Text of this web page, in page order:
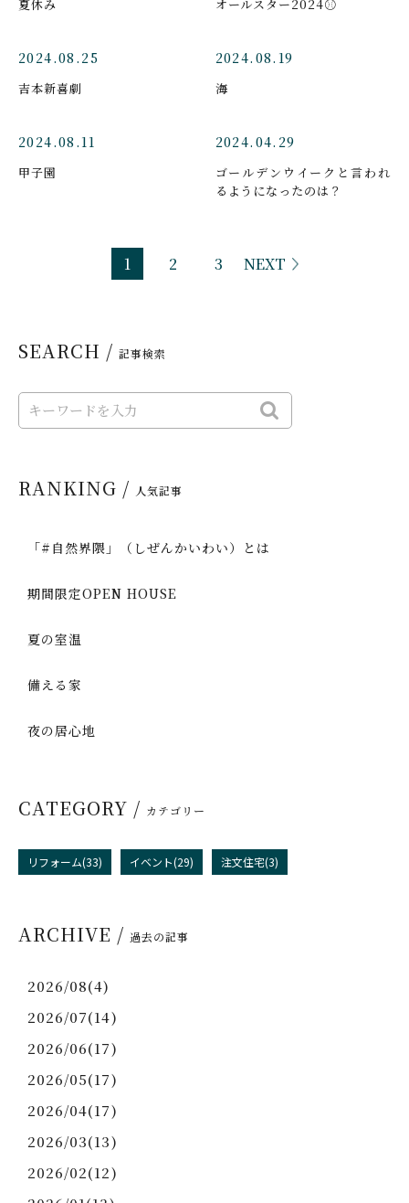
夏休み オールスター2024⚾
2024.08.25
吉本新喜劇
2024.08.19
海
2024.08.11
甲子園
2024.04.29
ゴールデンウイークと言われ
るようになったのは？
1 2 3 NEXT
SEARCH / 記事検索
RANKING / 人気記事
「#自然界隈」（しぜんかいわい）とは
期間限定OPEN HOUSE
夏の室温
備える家
夜の居心地
CATEGORY / カテゴリー
リフォーム(33) イベント(29) 注文住宅(3)
ARCHIVE / 過去の記事
2026/08(4)
2026/07(14)
2026/06(17)
2026/05(17)
2026/04(17)
2026/03(13)
2026/02(12)